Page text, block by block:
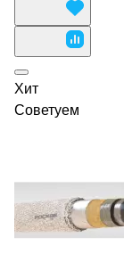
Хит
Советуем